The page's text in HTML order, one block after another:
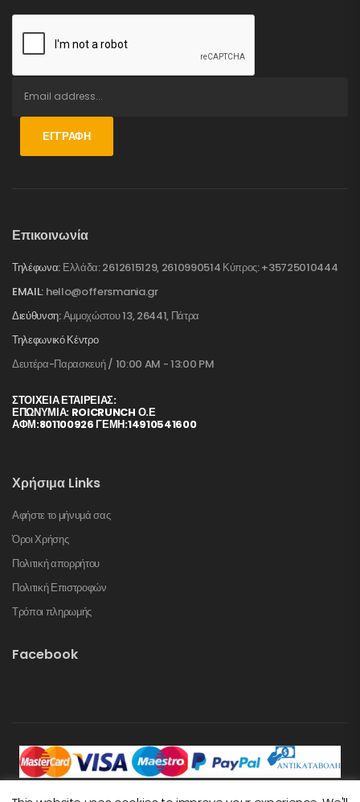
ΕΓΓΡΑΦΉ
Επικοινωνία
Τηλέφωνα: Ελλάδα: 2612615129, 2610990514 Κύπρος: +35725010444
EMAIL: hello@offersmania.gr
Διεύθυνση:Αμμοχώστου 13, 26441, Πάτρα
Τηλεφωνικό Κέντρο
Δευτέρα-Παρασκευή / 10:00 AM - 13:00 PM
ΣΤΟΙΧΕΊΑ ΕΤΑΙΡΕΊΑΣ:
ΕΠΩΝΥΜΙΑ: ROICRUNCH Ο.Ε
ΑΦΜ:801100926 ΓΕΜΗ:14910541600
Χρήσιμα Links
Αφήστε το μήνυμά σας
Όροι Χρήσης
Πολιτική απορρήτου
Πολιτική Επιστροφών
Τρόποι πληρωμής
Facebook